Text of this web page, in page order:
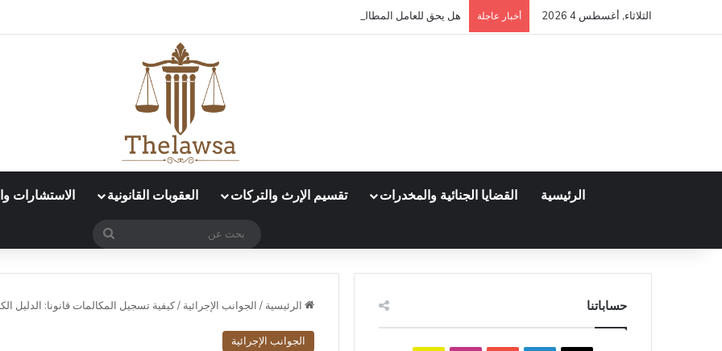
الثلاثاء, أغسطس 4 2026 أخبار عاجلة هل يحق للعامل المطالبة ببدل السكن إذا لم يُذكر في العقد؟
الرئيسية القضايا الجنائية والمخدرات تقسيم الإرث والتركات العقوبات القانونية الاستشارات
بحث
الرئيسية / الجوانب الإجرائية /كيفية تسجيل المكالمات قانونا: الدليل الكامل
الجوانب الإجرائية
حساباتنا